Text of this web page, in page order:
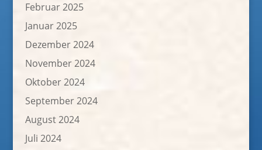
Februar 2025
Januar 2025
Dezember 2024
November 2024
Oktober 2024
September 2024
August 2024
Juli 2024